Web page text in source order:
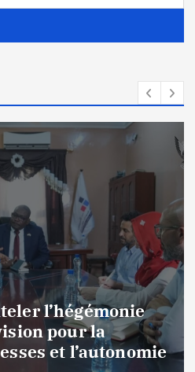
l’hégémonie
pour la
et l’autonomie